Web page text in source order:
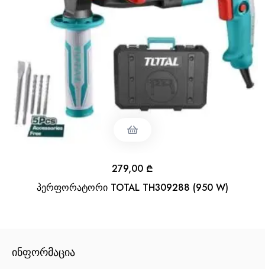
პერფორატორი TOTAL TH309288 (950 W)
279,00 ₾
ᲘᲜᲤᲝᲠᲛᲐᲪᲘᲐ